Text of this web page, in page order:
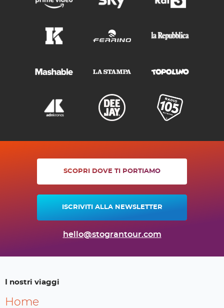
SCOPRI DOVE TI PORTIAMO
ISCRIVITI ALLA NEWSLETTER
hello@stograntour.com
I nostri viaggi
Home